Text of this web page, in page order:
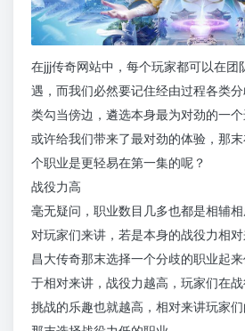
在jjj传奇网站中，每个玩家都可以在团
遇，而我们必然要记住经由过程各类
类勾当傍边，遴选本身最为对劲的一
或许给我们带来了最对劲的体验，那
个职业是更轻易在第一集的呢？
战役力高
毫无疑问，职业数目几多也都是相辅
对玩家们来讲，若是本身的战役力相
昌大传奇那末选择一个分歧的职业起
于相对来讲，战役力越高，玩家们在
挑战的乐趣也就越高，相对来讲玩家